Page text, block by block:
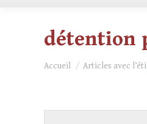
détention
Vous êtes ici :
Accueil Articles avec